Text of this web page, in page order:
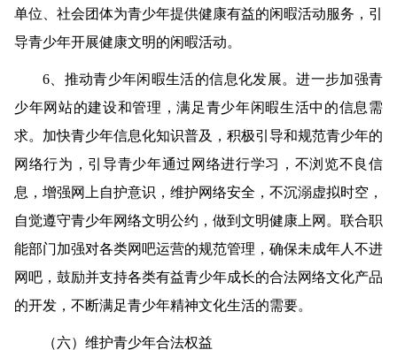
单位、社会团体为青少年提供健康有益的闲暇活动服务，引
导青少年开展健康文明的闲暇活动。
6 、推动青少年闲暇生活的信息化发展。进一步加强青
少年网站的建设和管理，满足青少年闲暇生活中的信息需
求。加快青少年信息化知识普及，积极引导和规范青少年的
网络行为，引导青少年通过网络进行学习，不浏览不良信
息，增强网上自护意识，维护网络安全，不沉溺虚拟时空，
自觉遵守青少年网络文明公约，做到文明健康上网。联合职
能部门加强对各类网吧运营的规范管理，确保未成年人不进
网吧，鼓励并支持各类有益青少年成长的合法网络文化产品
的开发，不断满足青少年精神文化生活的需要。
（六）维护青少年合法权益